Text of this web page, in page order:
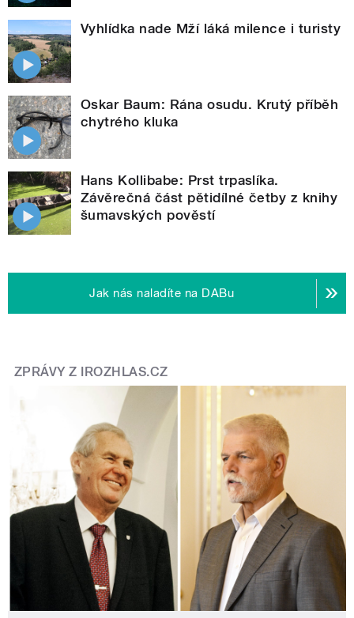
Vyhlídka nade Mží láká milence i turisty
Oskar Baum: Rána osudu. Krutý příběh
chytrého kluka
Hans Kollibabe: Prst trpaslíka.
Závěrečná část pětidílné četby z knihy
šumavských pověstí
Jak nás naladíte na DABu
ZPRÁVY Z IROZHLAS.CZ